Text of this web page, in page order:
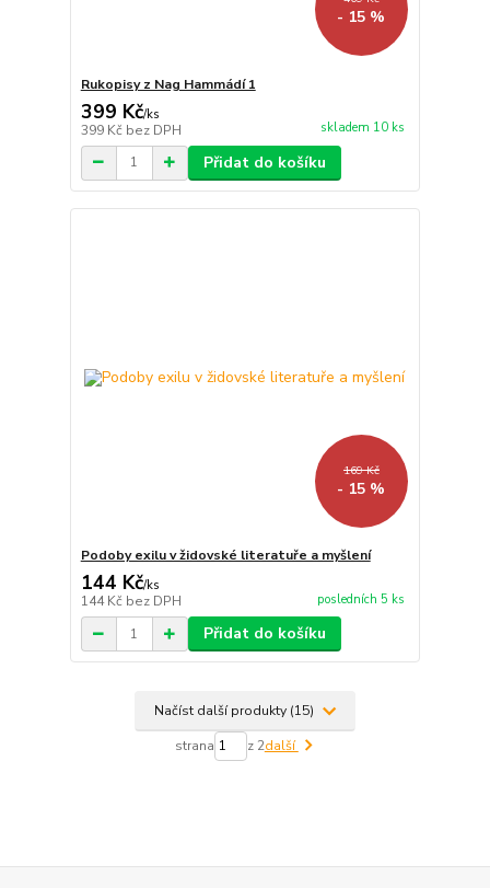
- 15 %
Rukopisy z Nag Hammádí 1
399 Kč/ks
399 Kč bez DPH skladem 10 ks
Přidat do košíku
169 Kč
- 15 %
Podoby exilu v židovské literatuře a myšlení
144 Kč/ks
144 Kč bez DPH posledních 5 ks
Přidat do košíku
Načíst další produkty (15)
strana z 2další